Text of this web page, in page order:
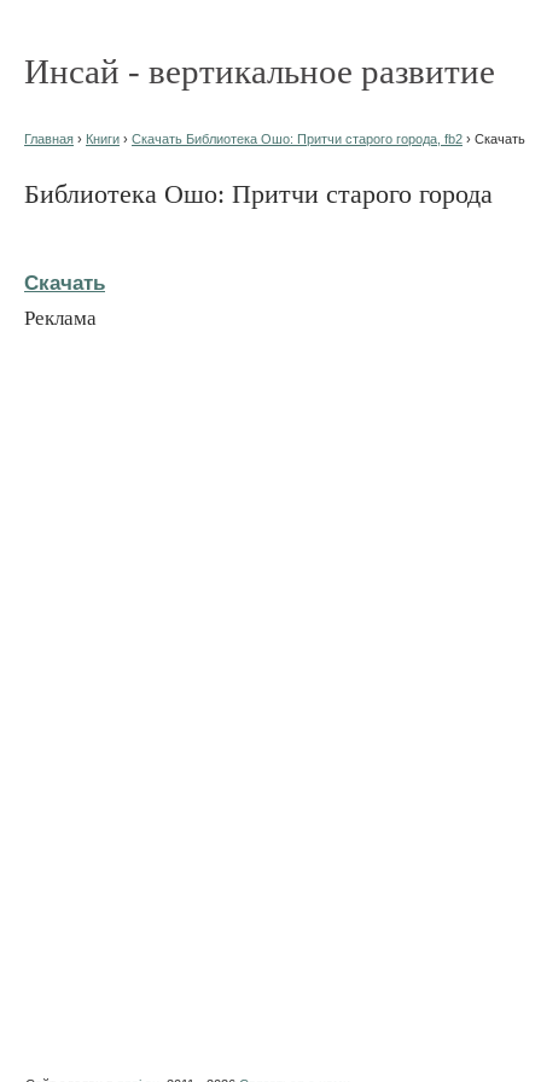
Инсай - вертикальное развитие
Главная › Книги › Скачать Библиотека Ошо: Притчи старого города, fb2 › Скачать
Библиотека Ошо: Притчи старого города
Скачать
Реклама